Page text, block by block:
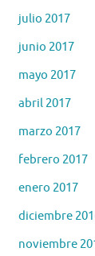
julio 2017
junio 2017
mayo 2017
abril 2017
marzo 2017
febrero 2017
enero 2017
diciembre
noviembre